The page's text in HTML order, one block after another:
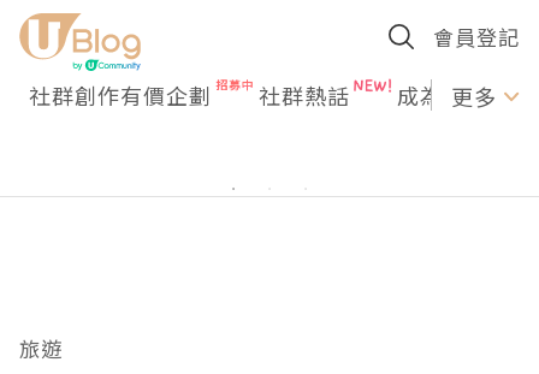
會員登記
社群創作有價企劃 社群熱話 成為U更多
旅遊